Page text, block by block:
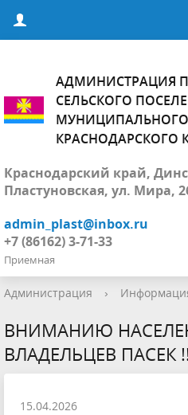
АДМИНИСТРАЦИЯ
СЕЛЬСКОГО
КРАСНОДАРСКОГО
Краснодарский край,
Пластуновская, ул. Мира,
admin_plast@inbox.ru
+7 (86162) 3-71-33
Приемная
Администрация ›
ВНИМАНИЮ
ВЛАДЕЛЬЦЕВ ПАСЕК
15.04.2026